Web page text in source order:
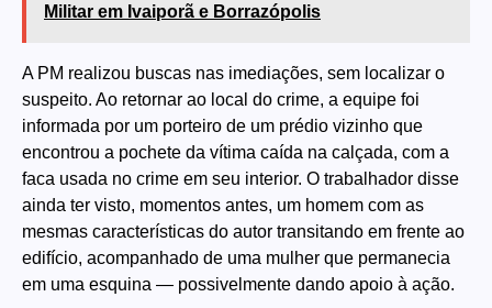
Militar em Ivaiporã e Borrazópolis
A PM realizou buscas nas imediações, sem localizar o
suspeito. Ao retornar ao local do crime, a equipe foi
informada por um porteiro de um prédio vizinho que
encontrou a pochete da vítima caída na calçada, com a
faca usada no crime em seu interior. O trabalhador disse
ainda ter visto, momentos antes, um homem com as
mesmas características do autor transitando em frente ao
edifício, acompanhado de uma mulher que permanecia
em uma esquina — possivelmente dando apoio à ação.